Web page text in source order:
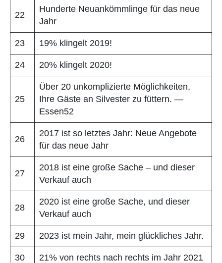
22
Hunderte Neuankömmlinge für das neue
Jahr
23 19% klingelt 2019!
24 20% klingelt 2020!
25
Über 20 unkomplizierte Möglichkeiten,
Ihre Gäste an Silvester zu füttern. —
Essen52
26
2017 ist so letztes Jahr: Neue Angebote
für das neue Jahr
27
2018 ist eine große Sache – und dieser
Verkauf auch
28
2020 ist eine große Sache, und dieser
Verkauf auch
29 2023 ist mein Jahr, mein glückliches Jahr.
30 21% von rechts nach rechts im Jahr 2021